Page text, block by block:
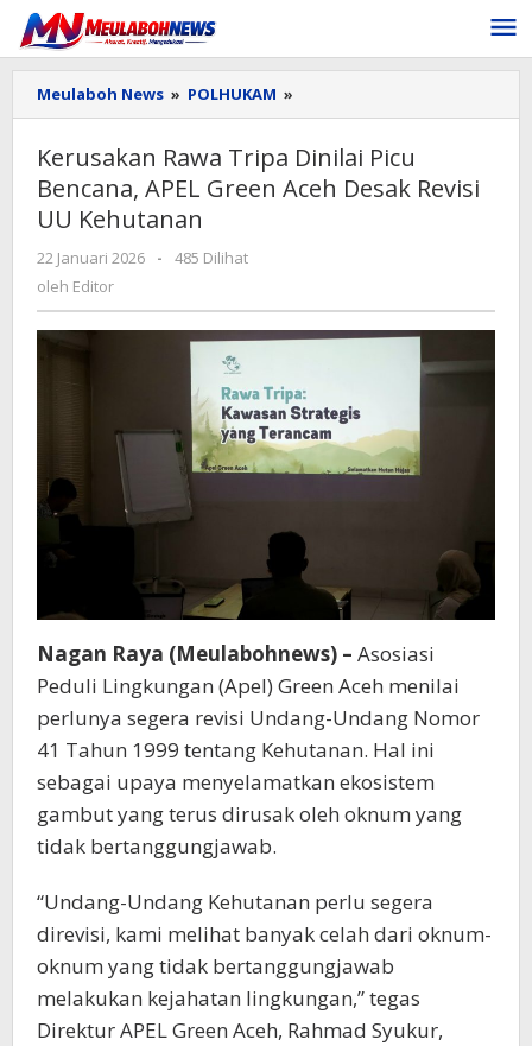
Lewati
konten
Meulaboh News » POLHUKAM »
Rawa
Dinilai
Picu
Revisi
UU
Kerusakan Rawa Tripa Dinilai Picu
Bencana, APEL Green Aceh Desak Revisi
UU Kehutanan
22 Januari 2026
oleh
-
485 Dilihat
oleh Editor
Nagan Raya (Meulabohnews) – Asosiasi
Peduli Lingkungan (Apel) Green Aceh menilai
perlunya segera revisi Undang-Undang Nomor
41 Tahun 1999 tentang Kehutanan. Hal ini
sebagai upaya menyelamatkan ekosistem
gambut yang terus dirusak oleh oknum yang
tidak bertanggungjawab.
“Undang-Undang Kehutanan perlu segera
direvisi, kami melihat banyak celah dari oknum-
oknum yang tidak bertanggungjawab
melakukan kejahatan lingkungan,” tegas
Direktur APEL Green Aceh, Rahmad Syukur,